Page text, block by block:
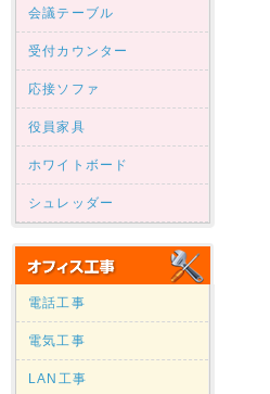
会議テーブル
受付カウンター
応接ソファ
役員家具
ホワイトボード
シュレッダー
電話工事
電気工事
LAN工事